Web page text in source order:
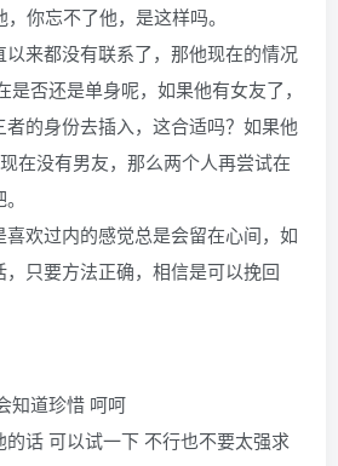
你忘不了他，是这样吗。
来都没有联系了，那他现在的情况
否还是单身呢，如果他有女友了，
的身份去插入，这合适吗？如果他
在没有男友，那么两个人再尝试在
欢过内的感觉总是会留在心间，如
只要方法正确，相信是可以挽回
知道珍惜 呵呵
话 可以试一下 不行也不要太强求